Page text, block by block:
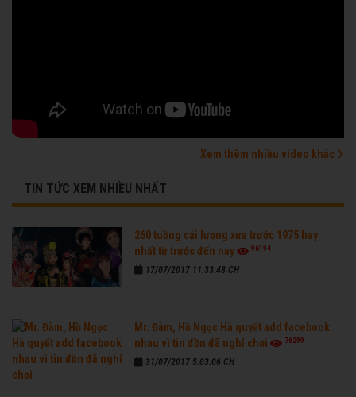
Xem thêm nhiều video khác
TIN TỨC XEM NHIỀU NHẤT
260 tuồng cải lương xưa trước 1975 hay
nhất từ trước đến nay
96194
17/07/2017 11:33:48 CH
Mr. Đàm, Hồ Ngọc Hà quyết add facebook
nhau vì tin đồn đã nghỉ chơi
76299
31/07/2017 5:03:06 CH